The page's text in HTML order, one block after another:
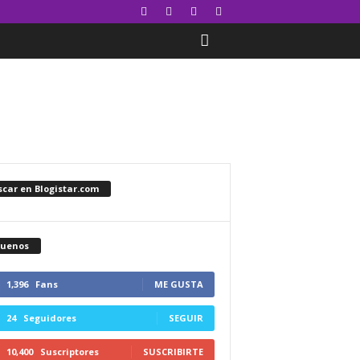
en Blogistar.com
1,396 Fans ME GUSTA
24 Seguidores SEGUIR
10,400 Suscriptores SUSCRIBIRTE